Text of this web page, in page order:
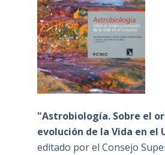
"Astrobiología. Sobre el
evolución de la Vida en el
editado por el Consejo